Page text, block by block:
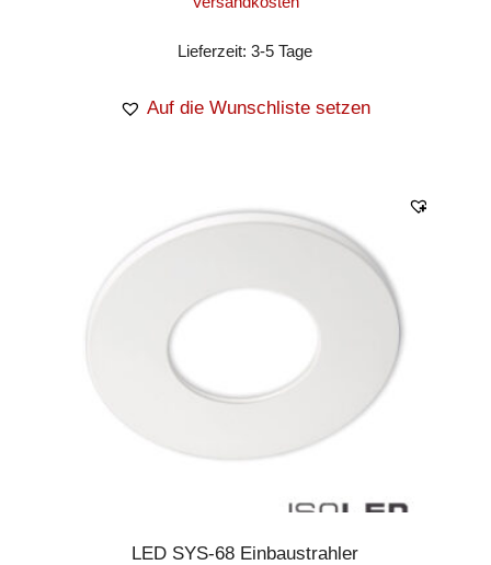
Lieferzeit:3-5 Tage
Auf die Wunschliste setzen
LED SYS-68 Einbaustrahler